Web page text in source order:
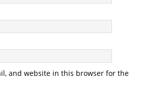
and website in this browser for the